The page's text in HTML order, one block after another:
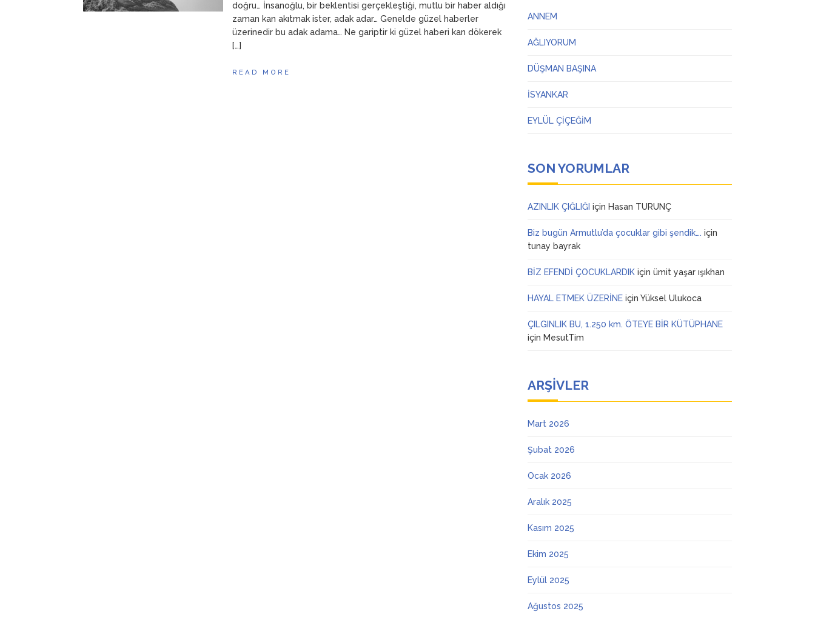
doğru… İnsanoğlu, bir beklentisi gerçekleştiği, mutlu bir haber aldığı
zaman kan akıtmak ister, adak adar… Genelde güzel haberler
üzerinedir bu adak adama… Ne gariptir ki güzel haberi kan dökerek
[…]
READ MORE
ANNEM
AĞLIYORUM
DÜŞMAN BAŞINA
İSYANKAR
EYLÜL ÇİÇEĞİM
SON YORUMLAR
AZINLIK ÇIĞLIĞI için Hasan TURUNÇ
Biz bugün Armutlu’da çocuklar gibi şendik…. için
tunay bayrak
BİZ EFENDİ ÇOCUKLARDIK içinümit yaşar ışıkhan
HAYAL ETMEK ÜZERİNE içinYüksel Ulukoca
ÇILGINLIK BU, 1.250 km. ÖTEYE BİR KÜTÜPHANE
için MesutTim
ARŞIVLER
Mart 2026
Şubat 2026
Ocak 2026
Aralık 2025
Kasım 2025
Ekim 2025
Eylül 2025
Ağustos 2025